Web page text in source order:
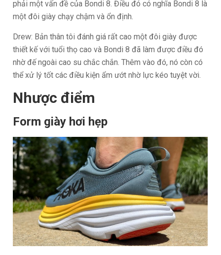
phải một vấn đề của Bondi 8. Điều đó có nghĩa Bondi 8 là
một đôi giày chạy chậm và ổn định.
Drew: Bản thân tôi đánh giá rất cao một đôi giày được
thiết kế với tuổi thọ cao và Bondi 8 đã làm được điều đó
nhờ đế ngoài cao su chắc chắn. Thêm vào đó, nó còn có
thể xử lý tốt các điều kiện ẩm ướt nhờ lực kéo tuyệt vời.
Nhược điểm
Form giày hơi hẹp